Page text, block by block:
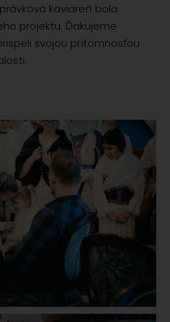
kaviareň bola
projektu. Ďakujeme
svojou prítomnosťou